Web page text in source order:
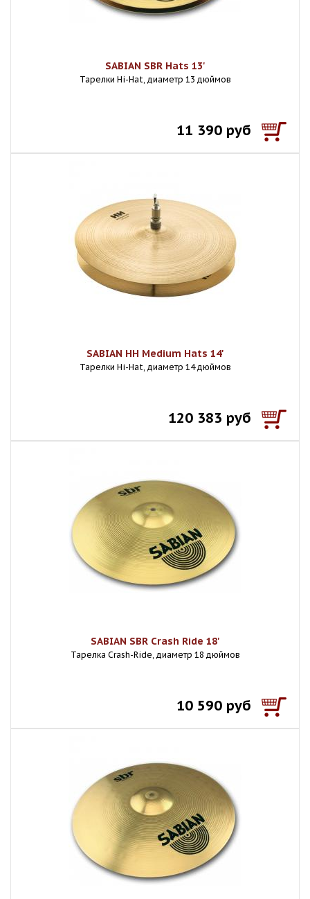
SABIAN SBR Hats 13'
Тарелки Hi-Hat, диаметр 13 дюймов
11 390 руб
SABIAN HH Medium Hats 14'
Тарелки Hi-Hat, диаметр 14 дюймов
120 383 руб
SABIAN SBR Crash Ride 18'
Тарелка Crash-Ride, диаметр 18 дюймов
10 590 руб